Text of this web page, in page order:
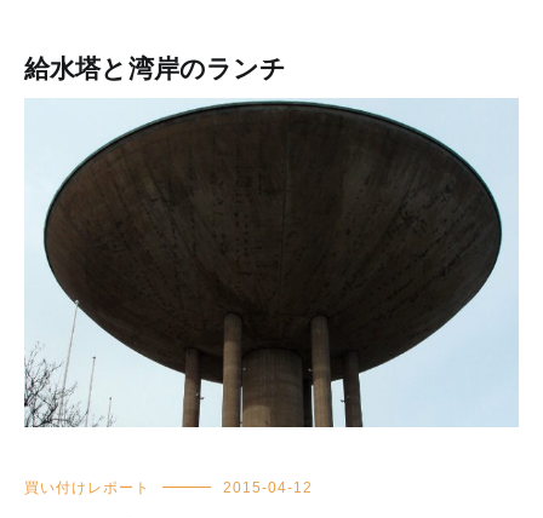
給水塔と湾岸のランチ
買い付けレポート 2015-04-12